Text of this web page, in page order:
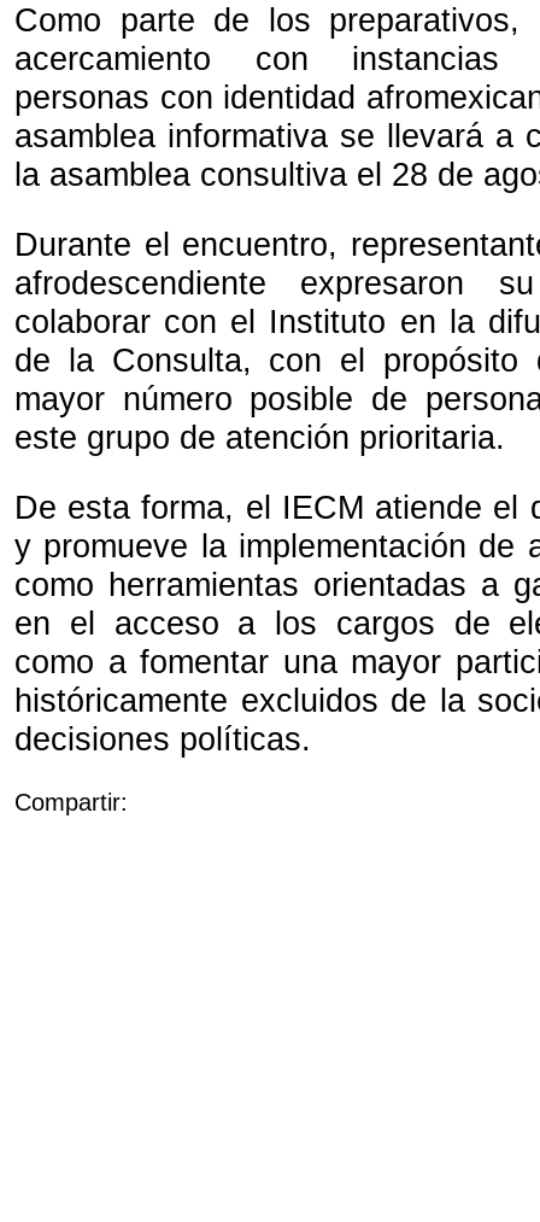
Como parte de los
acercamiento con instancias
personas con identidad
asamblea informativa se llevará a
la asamblea consultiva el 28 de
Durante el encuentro,
afrodescendiente expresaron
colaborar con el Instituto en la
de la Consulta, con el propósito
mayor número posible de
este grupo de atención prioritaria.
De esta forma, el IECM atiende el
y promueve la implementación de
como herramientas orientadas a
en el acceso a los cargos de
como a fomentar una mayor
históricamente excluidos de la
decisiones políticas.
Compartir: